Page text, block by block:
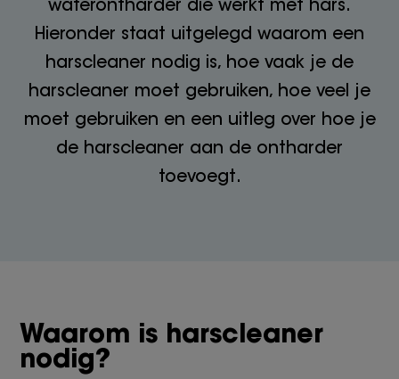
waterontharder die werkt met hars.
Hieronder staat uitgelegd waarom een
harscleaner nodig is, hoe vaak je de
harscleaner moet gebruiken, hoe veel je
moet gebruiken en een uitleg over hoe je
de harscleaner aan de ontharder
toevoegt.
Waarom is harscleaner
nodig?